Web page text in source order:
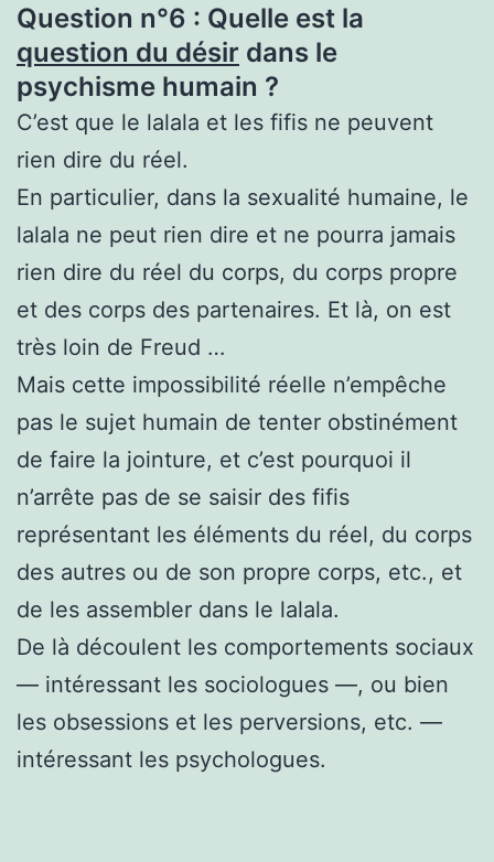
Question n°6 : Quelle est la
question du désir dans le
psychisme humain ?
C’est que le lalala et les fifis ne peuvent
rien dire du réel.
En particulier, dans la sexualité humaine, le
lalala ne peut rien dire et ne pourra jamais
rien dire du réel du corps, du corps propre
et des corps des partenaires. Et là, on est
très loin de Freud …
Mais cette impossibilité réelle n’empêche
pas le sujet humain de tenter obstinément
de faire la jointure, et c’est pourquoi il
n’arrête pas de se saisir des fifis
représentant les éléments du réel, du corps
des autres ou de son propre corps, etc., et
de les assembler dans le lalala.
De là découlent les comportements sociaux
— intéressant les sociologues —, ou bien
les obsessions et les perversions, etc. —
intéressant les psychologues.